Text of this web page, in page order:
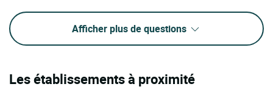
Afficher plus de questions
Les établissements à proximité